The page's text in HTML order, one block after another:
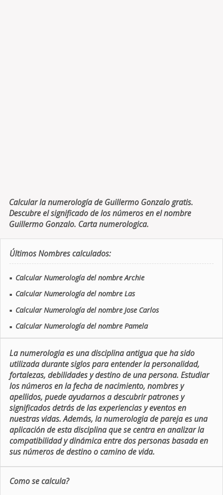
Calcular la numerología de Guillermo Gonzalo gratis.
Descubre el significado de los números en el nombre
Guillermo Gonzalo. Carta numerologica.
Últimos Nombres calculados:
■ Calcular Numerología del nombre Archie
■ Calcular Numerología del nombre Las
■ Calcular Numerología del nombre Jose Carlos
■ Calcular Numerología del nombre Pamela
La numerologia es una disciplina antigua que ha sido
utilizada durante siglos para entender la personalidad,
fortalezas, debilidades y destino de una persona. Estudiar
los números en la fecha de nacimiento, nombres y
apellidos, puede ayudarnos a descubrir patrones y
significados detrás de las experiencias y eventos en
nuestras vidas. Además, la numerologia de pareja es una
aplicación de esta disciplina que se centra en analizar la
compatibilidad y dinámica entre dos personas basada en
sus números de destino o camino de vida.
Como se calcula?